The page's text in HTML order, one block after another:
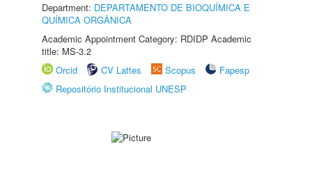
Department: DEPARTAMENTO DE BIOQUÍMICA E
QUÍMICA ORGÂNICA
Academic Appointment Category: RDIDP Academic
title: MS-3.2
Orcid
CV Lattes Scopus
Fapesp
Repositório Institucional UNESP